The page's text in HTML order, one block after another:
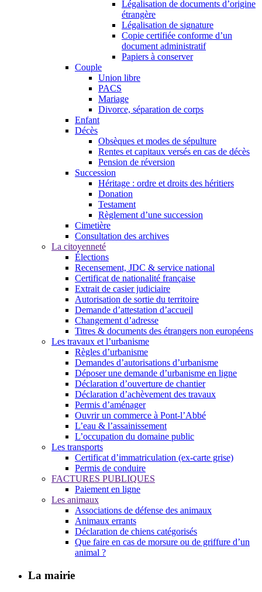
Légalisation de documents d’origine
étrangère
Légalisation de signature
Copie certifiée conforme d’un
document administratif
Papiers à conserver
Couple
Union libre
PACS
Mariage
Divorce, séparation de corps
Enfant
Décès
Obsèques et modes de sépulture
Rentes et capitaux versés en cas de décès
Pension de réversion
Succession
Héritage : ordre et droits des héritiers
Donation
Testament
Règlement d’une succession
Cimetière
Consultation des archives
La citoyenneté
Élections
Recensement, JDC & service national
Certificat de nationalité française
Extrait de casier judiciaire
Autorisation de sortie du territoire
Demande d’attestation d’accueil
Changement d’adresse
Titres & documents des étrangers non européens
Les travaux et l’urbanisme
Règles d’urbanisme
Demandes d’autorisations d’urbanisme
Déposer une demande d’urbanisme en ligne
Déclaration d’ouverture de chantier
Déclaration d’achèvement des travaux
Permis d’aménager
Ouvrir un commerce à Pont-l’Abbé
L’eau & l’assainissement
L’occupation du domaine public
Les transports
Certificat d’immatriculation (ex-carte grise)
Permis de conduire
FACTURES PUBLIQUES
Paiement en ligne
Les animaux
Associations de défense des animaux
Animaux errants
Déclaration de chiens catégorisés
Que faire en cas de morsure ou de griffure d’un
animal ?
La mairie